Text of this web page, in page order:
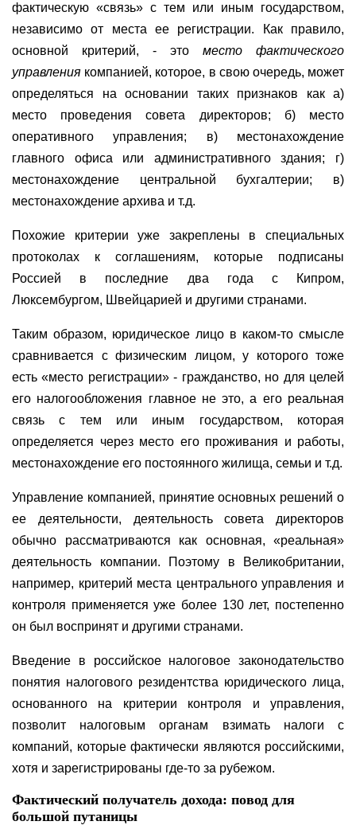
фактическую «связь» с тем или иным государством,
независимо от места ее регистрации. Как правило,
основной критерий, - это место фактического
управления компанией, которое, в свою очередь, может
определяться на основании таких признаков как а)
место проведения совета директоров; б) место
оперативного управления; в) местонахождение
главного офиса или административного здания; г)
местонахождение центральной бухгалтерии; в)
местонахождение архива и т.д.
Похожие критерии уже закреплены в специальных
протоколах к соглашениям, которые подписаны
Россией в последние два года с Кипром,
Люксембургом, Швейцарией и другими странами.
Таким образом, юридическое лицо в каком-то смысле
сравнивается с физическим лицом, у которого тоже
есть «место регистрации» - гражданство, но для целей
его налогообложения главное не это, а его реальная
связь с тем или иным государством, которая
определяется через место его проживания и работы,
местонахождение его постоянного жилища, семьи и т.д.
Управление компанией, принятие основных решений о
ее деятельности, деятельность совета директоров
обычно рассматриваются как основная, «реальная»
деятельность компании. Поэтому в Великобритании,
например, критерий места центрального управления и
контроля применяется уже более 130 лет, постепенно
он был воспринят и другими странами.
Введение в российское налоговое законодательство
понятия налогового резидентства юридического лица,
основанного на критерии контроля и управления,
позволит налоговым органам взимать налоги с
компаний, которые фактически являются российскими,
хотя и зарегистрированы где-то за рубежом.
Фактический получатель дохода: повод для
большой путаницы